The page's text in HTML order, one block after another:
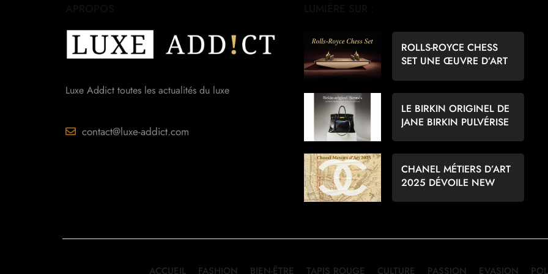
Luxe Addict toutes les actualités du luxe
contact@luxe-addict.com
ROLLS-ROYCE CHESS
SET UNE ŒUVRE D’ART
LE BIRKIN ORIGINEL DE
JANE BIRKIN PULVÉRISE
CHANEL MÉTIERS D’ART
2025 DÉVOILE NEW
ACCUEIL FASHION BIEN-ÊTRE TAPIS ROUGE CULTURE PASSION EVASION